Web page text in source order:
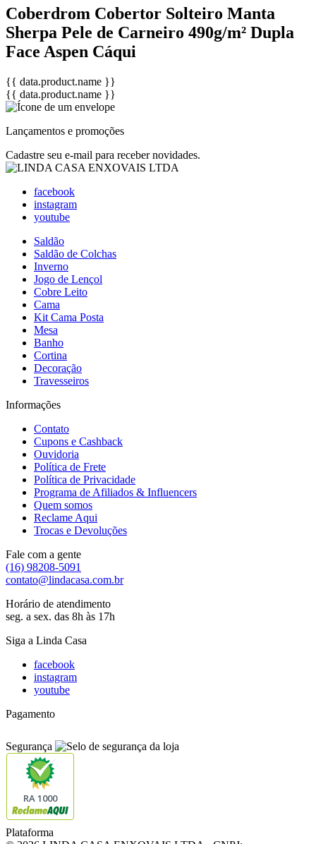
Coberdrom Cobertor Solteiro Manta
Sherpa Pele de Carneiro 490g/m² Dupla
Face Aspen Cáqui
{{ data.product.name }}
{{ data.product.name }}
Lançamentos e promoções
Cadastre seu e-mail para receber novidades.
facebook
instagram
youtube
Saldão
Saldão de Colchas
Inverno
Jogo de Lençol
Cobre Leito
Cama
Kit Cama Posta
Mesa
Banho
Cortina
Decoração
Travesseiros
Informações
Contato
Cupons e Cashback
Ouvidoria
Política de Frete
Política de Privacidade
Programa de Afiliados & Influencers
Quem somos
Reclame Aqui
Trocas e Devoluções
Fale com a gente
(16) 98208-5091
contato@lindacasa.com.br
Horário de atendimento
seg. a sex. das 8h às 17h
Siga a Linda Casa
facebook
instagram
youtube
Pagamento
Segurança
RA 1000
Plataforma